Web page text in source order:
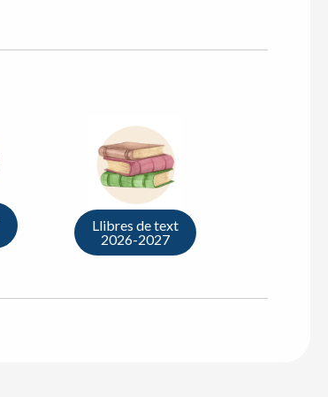
Llibres de text
2026-2027